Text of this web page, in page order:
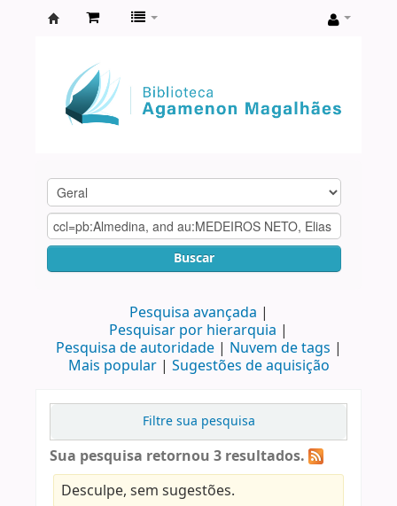
Agamenon
Magalhães
Buscar
Pesquisa avançada
Pesquisar por hierarquia
Pesquisa de autoridade
Nuvem de tags
Mais popular
Sugestões de aquisição
Filtre sua pesquisa
Sua pesquisa retornou 3 resultados.
Desculpe, sem sugestões.